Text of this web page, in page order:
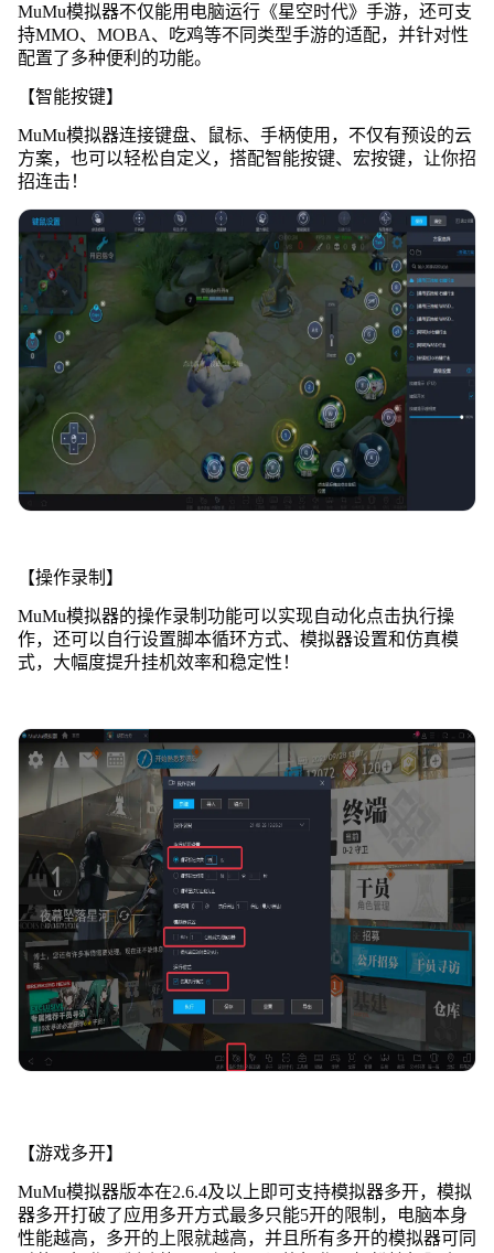
MuMu模拟器不仅能用电脑运行《星空时代》手游，还可支
持MMO、MOBA、吃鸡等不同类型手游的适配，并针对性
配置了多种便利的功能。
【智能按键】
MuMu模拟器连接键盘、鼠标、手柄使用，不仅有预设的云
方案，也可以轻松自定义，搭配智能按键、宏按键，让你招
招连击！
【操作录制】
MuMu模拟器的操作录制功能可以实现自动化点击执行操
作，还可以自行设置脚本循环方式、模拟器设置和仿真模
式，大幅度提升挂机效率和稳定性！
【游戏多开】
MuMu模拟器版本在2.6.4及以上即可支持模拟器多开，模拟
器多开打破了应用多开方式最多只能5开的限制，电脑本身
性能越高，多开的上限就越高，并且所有多开的模拟器可同